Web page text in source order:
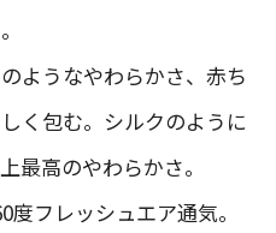
ようなやわらかさ、赤ち
く包む。シルクのように
最高のやわらかさ。
度フレッシュエア通気。